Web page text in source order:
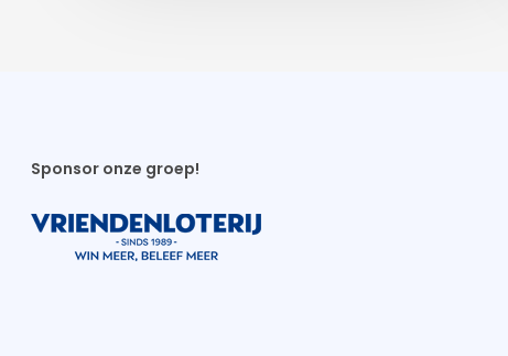
Sponsor onze groep!